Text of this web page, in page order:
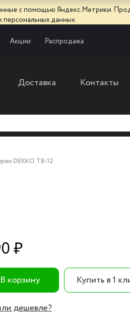
с помощью Яндекс.Метрики.
персональных данных.
Акции Распродажа
Доставка Контакты
DEKKO T8-12
₽
В корзину Купить в 1
дешевле?